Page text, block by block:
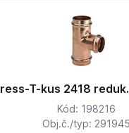
T-kus 2418
Kód: 198216
Obj.č./typ: 291945